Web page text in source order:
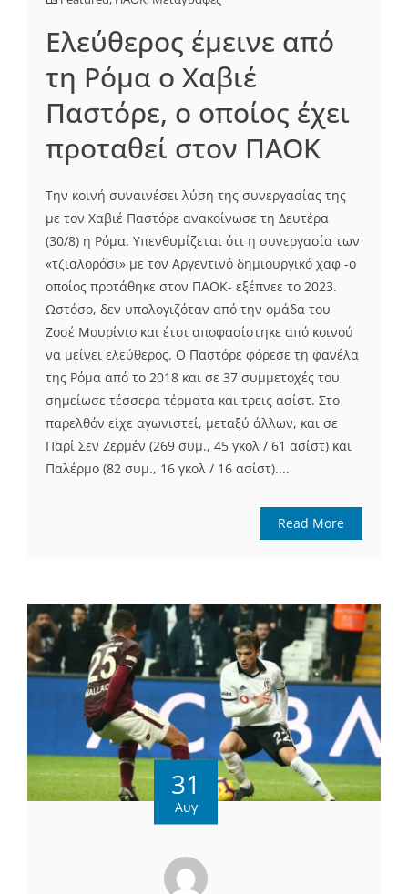
Ελεύθερος έμεινε από
τη Ρόμα ο Χαβιέ
Παστόρε, ο οποίος έχει
προταθεί στον ΠΑΟΚ
Την κοινή συναινέσει λύση της συνεργασίας της
με τον Χαβιέ Παστόρε ανακοίνωσε τη Δευτέρα
(30/8) η Ρόμα. Υπενθυμίζεται ότι η συνεργασία των
«τζιαλορόσι» με τον Αργεντινό δημιουργικό χαφ -ο
οποίος προτάθηκε στον ΠΑΟΚ- εξέπνεε το 2023.
Ωστόσο, δεν υπολογιζόταν από την ομάδα του
Ζοσέ Μουρίνιο και έτσι αποφασίστηκε από κοινού
να μείνει ελεύθερος. Ο Παστόρε φόρεσε τη φανέλα
της Ρόμα από το 2018 και σε 37 συμμετοχές του
σημείωσε τέσσερα τέρματα και τρεις ασίστ. Στο
παρελθόν είχε αγωνιστεί, μεταξύ άλλων, και σε
Παρί Σεν Ζερμέν (269 συμ., 45 γκολ / 61 ασίστ) και
Παλέρμο (82 συμ., 16 γκολ / 16 ασίστ)....
Read More
31
Αυγ